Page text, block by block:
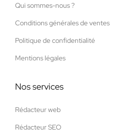
Qui sommes-nous ?
Conditions générales de ventes
Politique de confidentialité
Mentions légales
Nos services
Rédacteur web
Rédacteur SEO